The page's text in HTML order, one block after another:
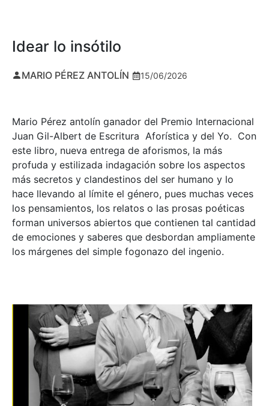
Idear lo insótilo
MARIO PÉREZ ANTOLÍN 15/06/2026
Mario Pérez antolín ganador del Premio Internacional
Juan Gil-Albert de Escritura Aforística y del Yo. Con
este libro, nueva entrega de aforismos, la más
profuda y estilizada indagación sobre los aspectos
más secretos y clandestinos del ser humano y lo
hace llevando al límite el género, pues muchas veces
los pensamientos, los relatos o las prosas poéticas
forman universos abiertos que contienen tal cantidad
de emociones y saberes que desbordan ampliamente
los márgenes del simple fogonazo del ingenio.